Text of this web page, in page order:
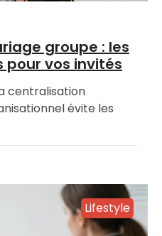
groupe : les
pour vos invités
centralisation
évite les
Lifestyle